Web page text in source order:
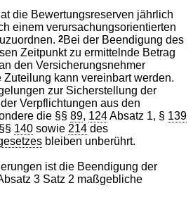
die Bewertungsreserven jährlich
einem verursachungsorientierten
2Bei der Beendigung des
Zeitpunkt zu ermittelnde Betrag
den Versicherungsnehmer
kann vereinbart werden.
zur Sicherstellung der
Verpflichtungen aus den
die §§89, 124Absatz 1, § 139
140 sowie 214 des
bleiben unberührt.
ist die Beendigung der
3 Satz 2 maßgebliche